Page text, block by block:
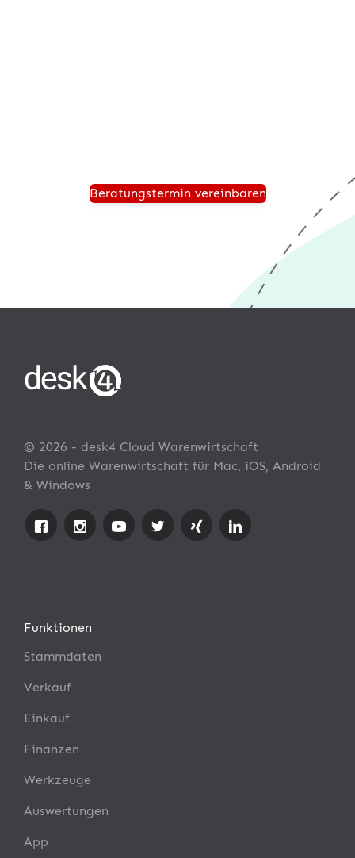
Beratungstermin vereinbaren
© 2026 - desk4 Cloud Warenwirtschaft
Die online Warenwirtschaft für Mac, iOS, Android
& Windows
Funktionen
Stammdaten
Verkauf
Einkauf
Finanzen
Werkzeuge
Auswertungen
App